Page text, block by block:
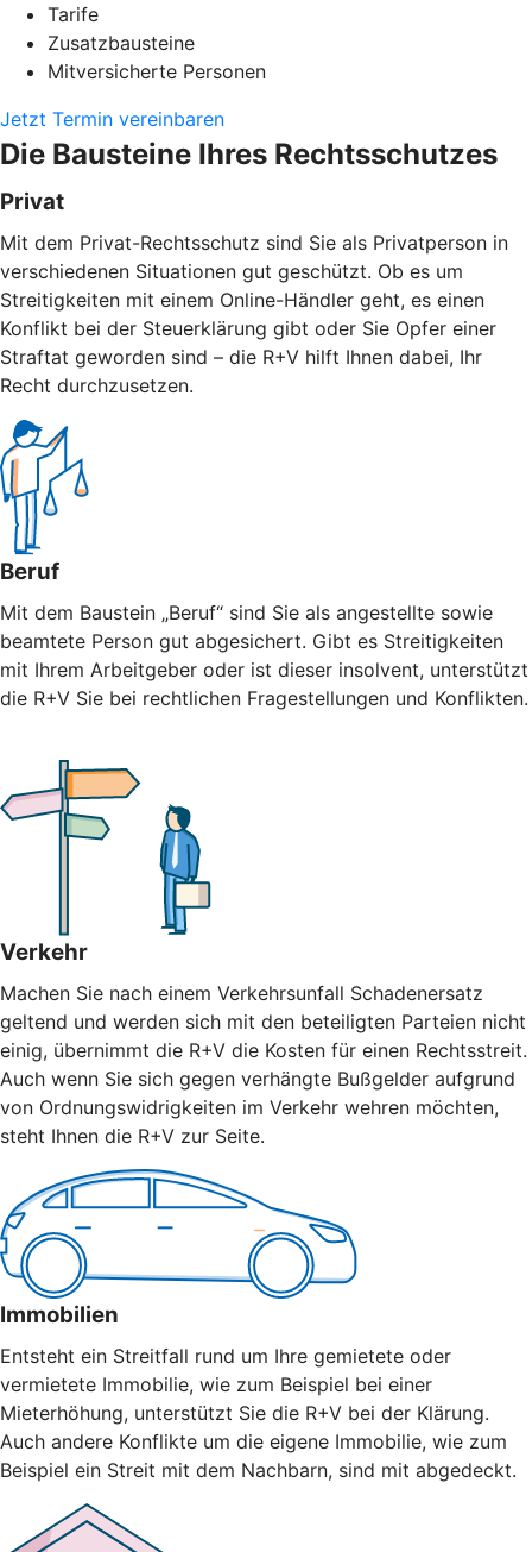
Tarife
Zusatzbausteine
Mitversicherte Personen
Jetzt Termin vereinbaren
Die Bausteine Ihres Rechtsschutzes
Privat
Mit dem Privat-Rechtsschutz sind Sie als Privatperson in
verschiedenen Situationen gut geschützt. Ob es um
Streitigkeiten mit einem Online-Händler geht, es einen
Konflikt bei der Steuerklärung gibt oder Sie Opfer einer
Straftat geworden sind – die R+V hilft Ihnen dabei, Ihr
Recht durchzusetzen.
Beruf
Mit dem Baustein „Beruf“ sind Sie als angestellte sowie
beamtete Person gut abgesichert. Gibt es Streitigkeiten
mit Ihrem Arbeitgeber oder ist dieser insolvent, unterstützt
die R+V Sie bei rechtlichen Fragestellungen und Konflikten.
Verkehr
Machen Sie nach einem Verkehrsunfall Schadenersatz
geltend und werden sich mit den beteiligten Parteien nicht
einig, übernimmt die R+V die Kosten für einen Rechtsstreit.
Auch wenn Sie sich gegen verhängte Bußgelder aufgrund
von Ordnungswidrigkeiten im Verkehr wehren möchten,
steht Ihnen die R+V zur Seite.
Immobilien
Entsteht ein Streitfall rund um Ihre gemietete oder
vermietete Immobilie, wie zum Beispiel bei einer
Mieterhöhung, unterstützt Sie die R+V bei der Klärung.
Auch andere Konflikte um die eigene Immobilie, wie zum
Beispiel ein Streit mit dem Nachbarn, sind mit abgedeckt.